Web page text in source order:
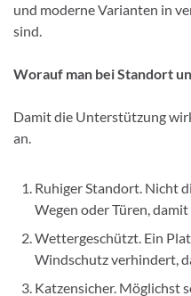
und moderne Varianten in
sind.
Worauf man bei Standort
Damit die Unterstützung
an.
Ruhiger Standort. Nicht
Wegen oder Türen,
Wettergeschützt. Ein
Windschutz verhindert,
Katzensicher. Möglichst